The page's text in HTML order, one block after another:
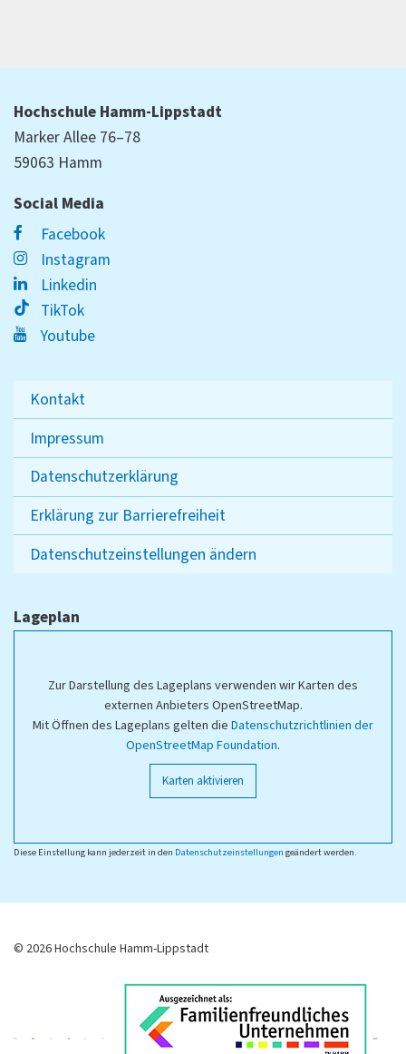
Hochschule Hamm-Lippstadt
Marker Allee 76–78
59063 Hamm
Social Media
Facebook
Instagram
Linkedin
TikTok
Youtube
Kontakt
Impressum
Datenschutzerklärung
Erklärung zur Barrierefreiheit
Datenschutzeinstellungen ändern
Lageplan
Zur Darstellung des Lageplans verwenden wir Karten des
externen Anbieters OpenStreetMap.
Mit Öffnen des Lageplans gelten die Datenschutzrichtlinien der
OpenStreetMap Foundation.
Karten aktivieren
Diese Einstellung kann jederzeit in den Datenschutzeinstellungen geändert werden.
© 2026 Hochschule Hamm-Lippstadt